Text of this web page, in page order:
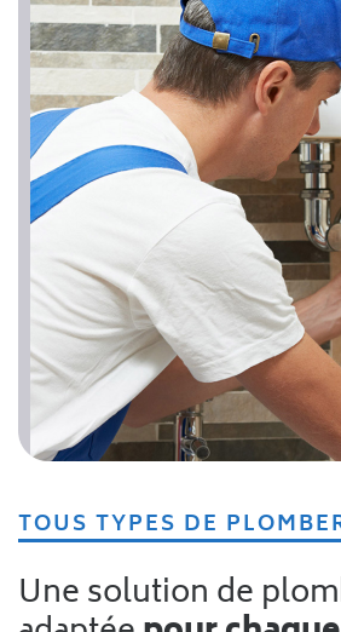
TOUS TYPES DE
Une solution de plomberie